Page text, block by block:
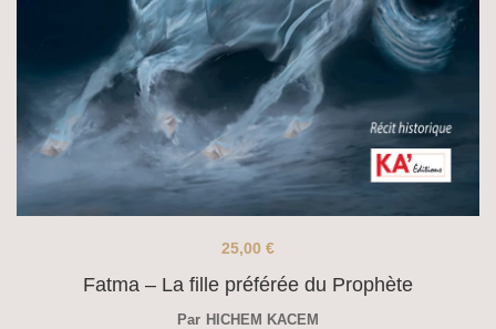
Fatma – La fille préférée du Prophète
25,00 €
Par HICHEM KACEM